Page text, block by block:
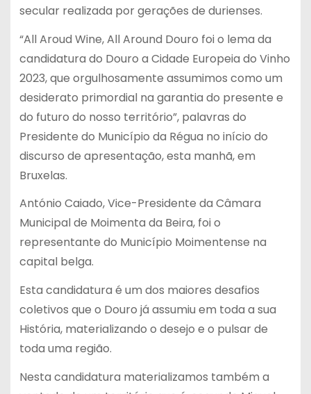
secular realizada por gerações de durienses.
“All Aroud Wine, All Around Douro foi o lema da
candidatura do Douro a Cidade Europeia do Vinho
2023, que orgulhosamente assumimos como um
desiderato primordial na garantia do presente e
do futuro do nosso território”, palavras do
Presidente do Município da Régua no início do
discurso de apresentação, esta manhã, em
Bruxelas.
António Caiado, Vice-Presidente da Câmara
Municipal de Moimenta da Beira, foi o
representante do Município Moimentense na
capital belga.
Esta candidatura é um dos maiores desafios
coletivos que o Douro já assumiu em toda a sua
História, materializando o desejo e o pulsar de
toda uma região.
Nesta candidatura materializamos também a